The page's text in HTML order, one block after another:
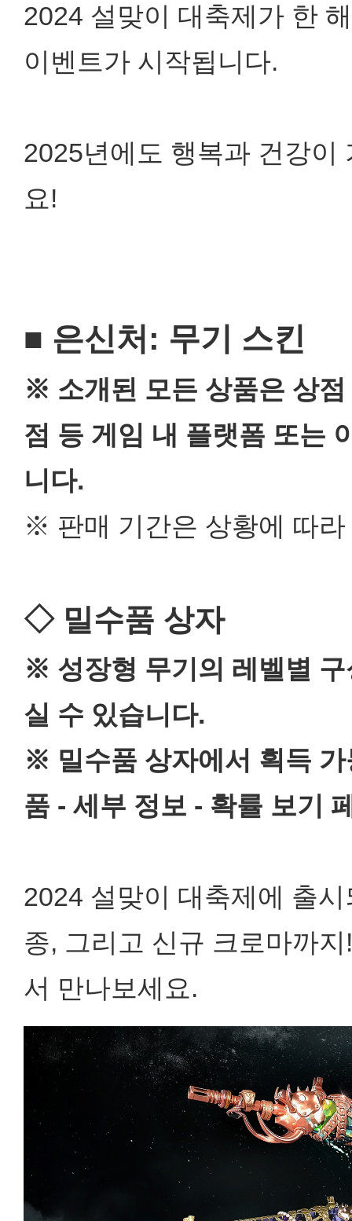
2024 설맞이 대축제가 한
이벤트가 시작됩니다.
2025년에도 행복과 건강이
요!
■ 은신처: 무기 스킨
※ 소개된 모든 상품은 상
점 등 게임 내 플랫폼 또는
니다.
※ 판매 기간은 상황에 따
◇ 밀수품 상자
※ 성장형 무기의 레벨별
실 수 있습니다.
※ 밀수품 상자에서 획득
품 - 세부 정보 - 확률 보기
2024 설맞이 대축제에 출
종, 그리고 신규 크로마까
서 만나보세요.